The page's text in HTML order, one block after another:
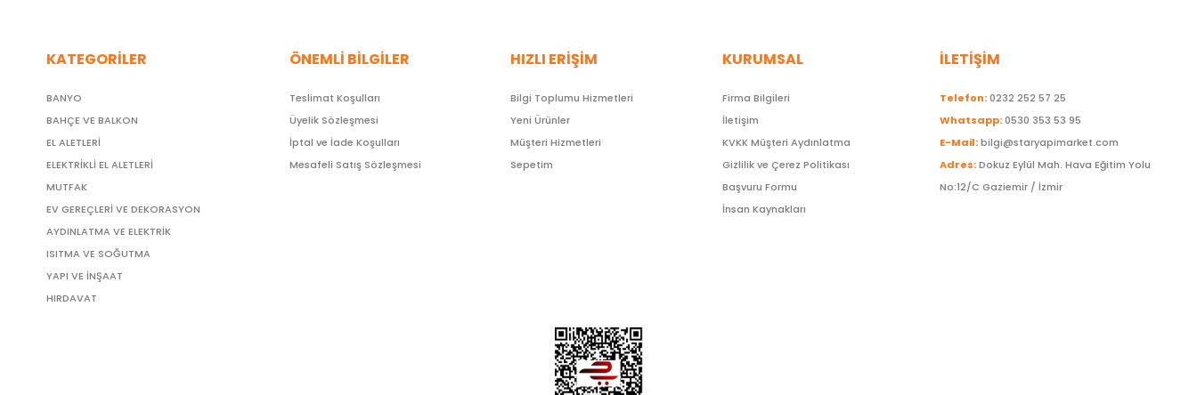
KATEGORİLER
BANYO
BAHÇE VE BALKON
EL ALETLERİ
ELEKTRİKLİ EL ALETLERİ
MUTFAK
EV GEREÇLERİ VE DEKORASYON
AYDINLATMA VE ELEKTRİK
ISITMA VE SOĞUTMA
YAPI VE İNŞAAT
HIRDAVAT
ÖNEMLİ BİLGİLER
Teslimat Koşulları
Üyelik Sözleşmesi
İptal ve İade Koşulları
Mesafeli Satış Sözleşmesi
HIZLI ERİŞİM
Bilgi Toplumu Hizmetleri
Yeni Ürünler
Müşteri Hizmetleri
Sepetim
KURUMSAL
Firma Bilgileri
İletişim
KVKK Müşteri Aydınlatma
Gizlilik ve Çerez Politikası
Başvuru Formu
İnsan Kaynakları
İLETİŞİM
Telefon:0232 252 57 25
Whatsapp:0530 353 53 95
E-Mail:bilgi@staryapimarket.com
Adres:Dokuz Eylül Mah. Hava Eğitim Yolu
No:12/C Gaziemir / İzmir